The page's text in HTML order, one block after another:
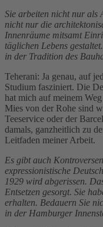
Sie arbeiten nicht nur als
nicht nur die
Innenräume mitsamt
täglichen Lebens
in der Tradition des
Teherani: Ja genau, auf
Studium fasziniert. Die
hat mich auf meinem
Mies von der Rohe sind
Teeservice oder der
damals, ganzheitlich zu
Leitfaden meiner Arbeit.
Es gibt auch
expressionistische
1929 wird abgerissen.
Entsetzen gesorgt. Sie
erhalten. Bedauern Sie
in der Hamburger